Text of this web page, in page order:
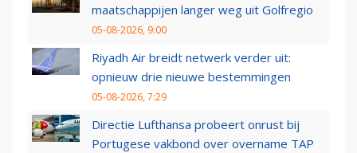
maatschappijen langer weg uit Golfregio
05-08-2026, 9:00
Riyadh Air breidt netwerk verder uit:
opnieuw drie nieuwe bestemmingen
05-08-2026, 7:29
Directie Lufthansa probeert onrust bij
Portugese vakbond over overname TAP